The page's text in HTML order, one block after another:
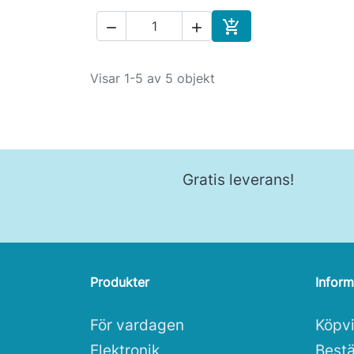
  
Köp
Visar 1-5 av 5 objekt
Gratis leverans!
Produkter
För vardagen
Elektronik